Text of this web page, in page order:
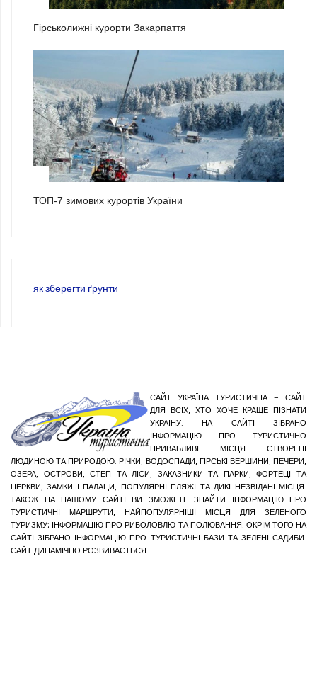
Гірськолижні курорти Закарпаття
ТОП-7 зимових курортів України
як зберегти ґрунти
САЙТ УКРАЇНА ТУРИСТИЧНА – САЙТ
ДЛЯ ВСІХ, ХТО ХОЧЕ КРАЩЕ ПІЗНАТИ
УКРАЇНУ. НА САЙТІ ЗІБРАНО
ІНФОРМАЦІЮ ПРО ТУРИСТИЧНО
ПРИВАБЛИВІ МІСЦЯ СТВОРЕНІ
ЛЮДИНОЮ ТА ПРИРОДОЮ: РІЧКИ, ВОДОСПАДИ, ГІРСЬКІ ВЕРШИНИ, ПЕЧЕРИ,
ОЗЕРА, ОСТРОВИ, СТЕП ТА ЛІСИ, ЗАКАЗНИКИ ТА ПАРКИ, ФОРТЕЦІ ТА
ЦЕРКВИ, ЗАМКИ І ПАЛАЦИ, ПОПУЛЯРНІ ПЛЯЖІ ТА ДИКІ НЕЗВІДАНІ МІСЦЯ.
ТАКОЖ НА НАШОМУ САЙТІ ВИ ЗМОЖЕТЕ ЗНАЙТИ ІНФОРМАЦІЮ ПРО
ТУРИСТИЧНІ МАРШРУТИ, НАЙПОПУЛЯРНІШІ МІСЦЯ ДЛЯ ЗЕЛЕНОГО
ТУРИЗМУ; ІНФОРМАЦІЮ ПРО РИБОЛОВЛЮ ТА ПОЛЮВАННЯ. ОКРІМ ТОГО НА
САЙТІ ЗІБРАНО ІНФОРМАЦІЮ ПРО ТУРИСТИЧНІ БАЗИ ТА ЗЕЛЕНІ САДИБИ.
САЙТ ДИНАМІЧНО РОЗВИВАЄТЬСЯ.